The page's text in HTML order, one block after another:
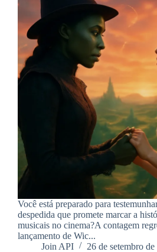
Você está preparado para
despedida que promete marcar a
musicais no cinema?A contagem
lançamento de Wic...
Join API
26 de setembro